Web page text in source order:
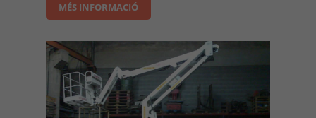
MÉS INFORMACIÓ